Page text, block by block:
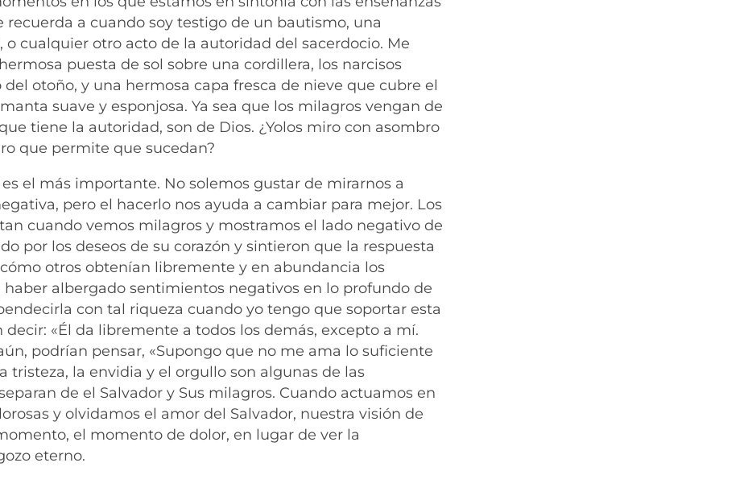
recuerda a cuando soy testigo de un bautismo, una
cualquier otro acto de la autoridad del sacerdocio. Me
puesta de sol sobre una cordillera, los narcisos
otoño, y una hermosa capa fresca de nieve que cubre el
suave y esponjosa. Ya sea que los milagros vengan de
tiene la autoridad, son de Dios. ¿Yolos miro con asombro
que permite que sucedan?
el más importante. No solemos gustar de mirarnos a
pero el hacerlo nos ayuda a cambiar para mejor. Los
cuando vemos milagros y mostramos el lado negativo de
por los deseos de su corazón y sintieron que la respuesta
otros obtenían libremente y en abundancia los
albergado sentimientos negativos en lo profundo de
con tal riqueza cuando yo tengo que soportar esta
«Él da libremente a todos los demás, excepto a mí.
podrían pensar, «Supongo que no me ama lo suficiente
tristeza, la envidia y el orgullo son algunas de las
de el Salvador y Sus milagros. Cuando actuamos en
y olvidamos el amor del Salvador, nuestra visión de
el momento de dolor, en lugar de ver la
eterno.